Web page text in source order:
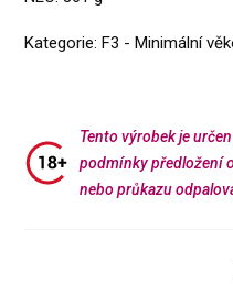
Kategorie: F3 - Minimální
Tento výrobek je
podmínky předložení
nebo průkazu